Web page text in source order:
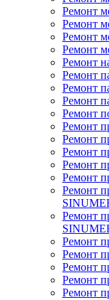
Ремонт
Ремонт
Ремонт
Ремонт
Ремонт
Ремонт
Ремонт
Ремонт
Ремонт
Ремонт
Ремонт
Ремонт
Ремонт
Ремонт
Ремонт
Ремонт
Ремонт
Ремонт
Ремонт
Ремонт
Ремонт